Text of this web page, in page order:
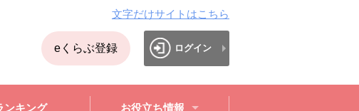
文字だけサイトはこちら
eくらぶ登録 ログイン
ンキング お役立ち情報